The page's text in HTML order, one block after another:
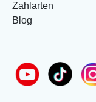
Zahlarten
Blog